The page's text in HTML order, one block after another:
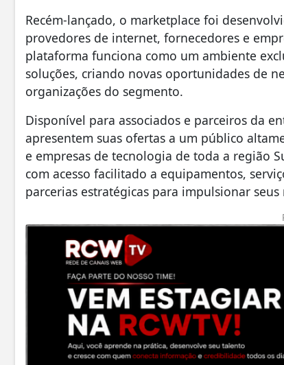
Recém-lançado, o marketplace foi
provedores de internet, fornecedores e
plataforma funciona como um ambiente
soluções, criando novas oportunidades de
organizações do segmento.
Disponível para associados e parceiros da
apresentem suas ofertas a um público
e empresas de tecnologia de toda a região
com acesso facilitado a equipamentos,
parcerias estratégicas para impulsionar seus